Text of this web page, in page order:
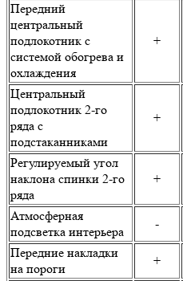
Передний
центральный
подлокотник с
системой обогрева и
охлаждения
+
Центральный
подлокотник 2-го
ряда с
подстаканниками
+
Регулируемый угол
наклона спинки 2-го
ряда
+
Атмосферная
подсветка интерьера
-
Передние накладки
на пороги
+